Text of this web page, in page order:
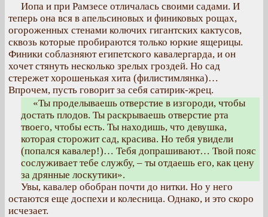
Иопа и при Рамзесе отличалась своими садами. И
теперь она вся в апельсиновых и финиковых рощах,
огороженных стенами колючих гигантских кактусов,
сквозь которые пробираются только юркие ящерицы.
Финики соблазняют египетского кавалергарда, и он
хочет стянуть несколько зрелых гроздей. Но сад
стережет хорошенькая хита (филистимлянка)…
Впрочем, пусть говорит за себя сатирик-жрец.
«Ты проделываешь отверстие в изгороди, чтобы
достать плодов. Ты раскрываешь отверстие рта
твоего, чтобы есть. Ты находишь, что девушка,
которая сторожит сад, красива. Но тебя увидели
(попался кавалер!)… Тебя допрашивают… Твой пояс
сослуживает тебе службу, – ты отдаешь его, как цену
за дрянные лоскутики».
Увы, кавалер обобран почти до нитки. Но у него
остаются еще доспехи и колесница. Однако, и это скоро
исчезает.